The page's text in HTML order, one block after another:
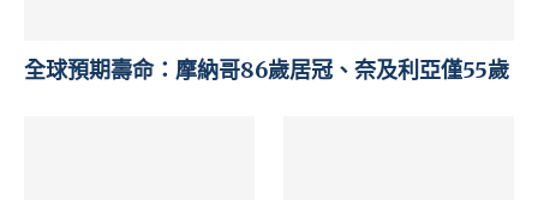
全球預期壽命：摩納哥86歲居冠、奈及利亞僅55歲